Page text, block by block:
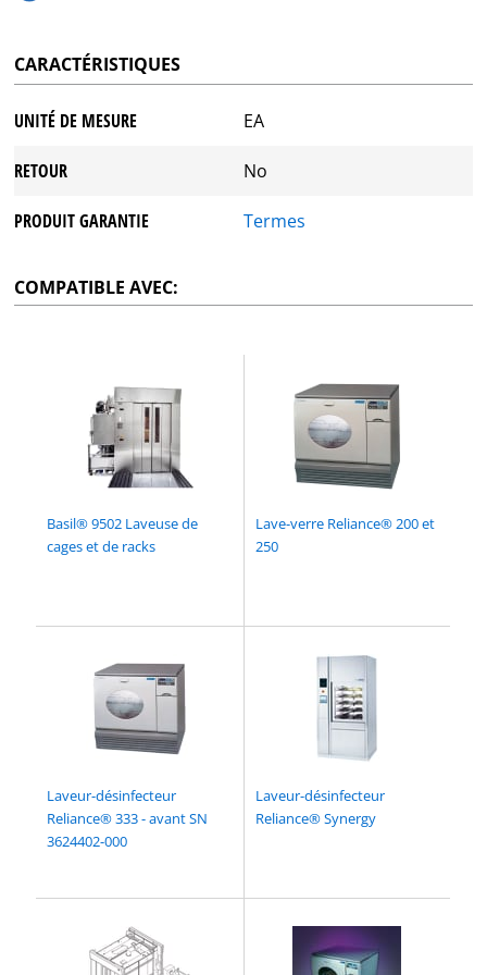
CARACTÉRISTIQUES
UNITÉ DE MESURE EA
RETOUR No
PRODUIT GARANTIE Termes
COMPATIBLE AVEC:
Basil® 9502 Laveuse de
cages et de racks
Lave-verre Reliance® 200 et
250
Laveur-désinfecteur
Reliance® 333 - avant SN
3624402-000
Laveur-désinfecteur
Reliance® Synergy